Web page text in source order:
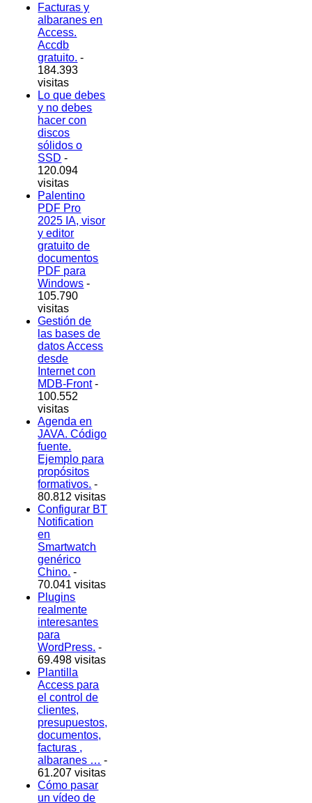
Facturas y
albaranes en
Access.
Accdb
gratuito. -
184.393
visitas
Lo que debes
y no debes
hacer con
discos
sólidos o
SSD -
120.094
visitas
Palentino
PDF Pro
2025 IA, visor
y editor
gratuito de
documentos
PDF para
Windows -
105.790
visitas
Gestión de
las bases de
datos Access
desde
Internet con
MDB-Front-
100.552
visitas
Agenda en
JAVA. Código
fuente.
Ejemplo para
propósitos
formativos. -
80.812 visitas
Configurar BT
Notification
en
Smartwatch
genérico
Chino. -
70.041 visitas
Plugins
realmente
interesantes
para
WordPress. -
69.498 visitas
Plantilla
Access para
el control de
clientes,
presupuestos,
documentos,
facturas ,
albaranes … -
61.207 visitas
Cómo pasar
un vídeo de